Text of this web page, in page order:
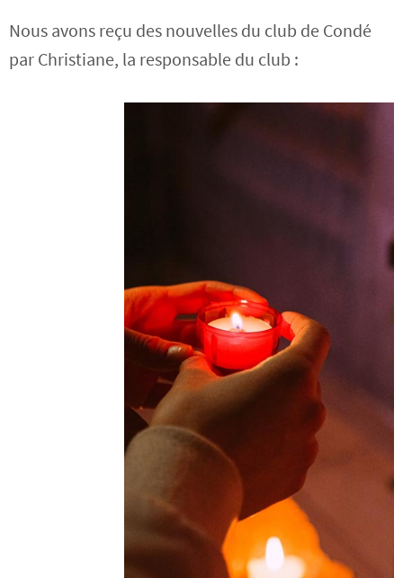
Nous avons reçu des nouvelles du club de Condé
par Christiane, la responsable du club :